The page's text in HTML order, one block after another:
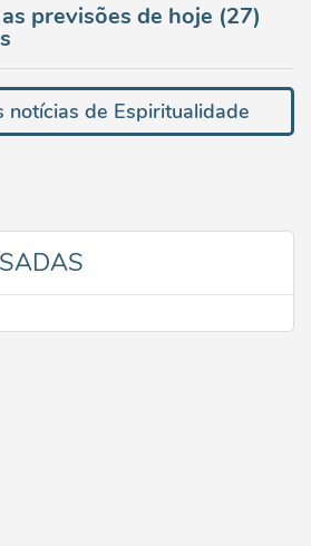
previsões de hoje (27)
notícias de Espiritualidade